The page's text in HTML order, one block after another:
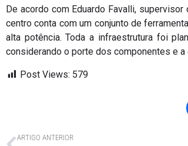
De acordo com Eduardo Favalli,
centro conta com um conjunto de
alta potência. Toda a infraestrutura foi
considerando o porte dos componentes e
Post Views: 579
ARTIGO ANTERIOR